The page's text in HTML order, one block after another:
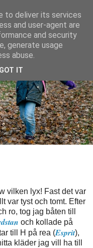
vilken lyx! Fast det var
var tyst och tomt. Efter
ro, tog jag båten till
och kollade på
till H på rea (Esprit),
kläder jag vill ha till
to deliver its services
and user-agent are
and security
generate usage
abuse.
GOT IT